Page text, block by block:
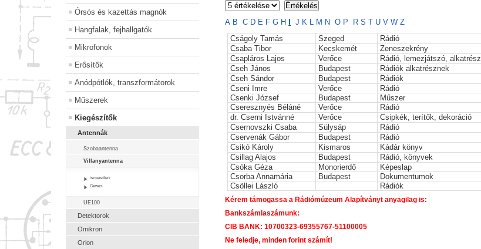
Órsós és kazettás magnók
Hangfalak, fejhallgatók
Mikrofonok
Erősítők
Anódpótlók, transzformátorok
Műszerek
Kiegészítők
Antennák
Szobaantenna
Villanyantenna
ismeretlen
Gewes
UE100
Detektorok
Omikron
Orion
A BC D E F G H J K L M NO P R S T U V W Z
Cságoly Tamás
Szeged
Rádió
Csaba Tibor
Kecskemét
Zeneszekrény
Csapláros Lajos
Verőce
Rádió, lemezjátszó, alkatrész
Cseh János
Budapest
Rádiók alkatrésznek
Cseh Sándor
Budapest
Rádiók
Cseni Imre
Verőce
Rádió
Csenki József
Budapest
Műszer
Cseresznyés Béláné
Verőce
Rádió
dr. Cserni Istvánné
Verőce
Csipkék, terítők, dekoráció
Csernovszki Csaba
Sülysáp
Rádió
Cservenák Gábor
Budapest
Rádió
Csikó Károly
Kismaros
Kádár könyv
Csillag Alajos
Budapest
Rádió, könyvek
Csóka Géza
Monorierdő
Képeslap
Csorba Annamária
Budapest
Dokumentumok
Csöllei László
Rádiók
Kérem támogassa a Rádiómúzeum Alapítványt anyagilag is:
Bankszámlaszámunk:
CIB BANK: 10700323-69355767-51100005
Ne feledje, minden forint számít!